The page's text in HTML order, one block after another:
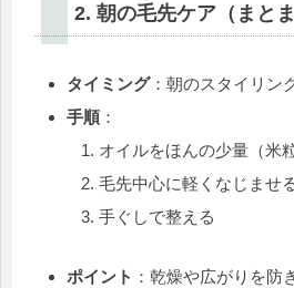
2. 朝の毛先ケア（まと
タイミング：朝のスタイリン
手順：
オイルをほんの少量（米
毛先中心に軽くなじませ
手ぐしで整える
ポイント ：乾燥や広がりを防